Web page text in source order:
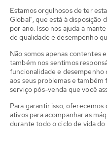
Estamos orgulhosos de ter
Global", que está à disposição
por ano. Isso nos ajuda a
de qualidade e desempenho
Não somos apenas contentes
também nos sentimos
funcionalidade e desempenho
aos seus problemas e
serviço pós-venda que você
Para garantir isso, oferecemos
ativos para acompanhar as
durante todo o ciclo de vida